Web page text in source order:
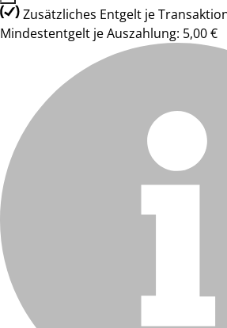
Zusätzliches Entgelt je
Mindestentgelt je Auszahlung: 5,00 €